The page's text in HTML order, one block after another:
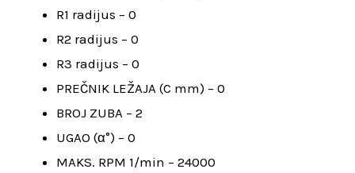
R1 radijus – 0
R2 radijus – 0
R3 radijus – 0
PREČNIK LEŽAJA (C mm) – 0
BROJ ZUBA – 2
UGAO (α°) – 0
MAKS. RPM 1/min – 24000
09712P
količina